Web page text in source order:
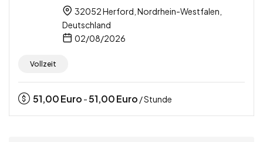
32052 Herford, Nordrhein-Westfalen,
Deutschland
02/08/2026
Vollzeit
51,00Euro -51,00Euro / Stunde